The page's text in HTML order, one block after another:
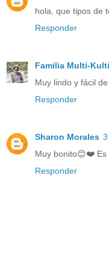
hola, que tipos de
Responder
Familia Multi-Kulti
Muy lindo y fácil
Responder
Sharon Morales
Muy bonito😊❤️ Es
Responder